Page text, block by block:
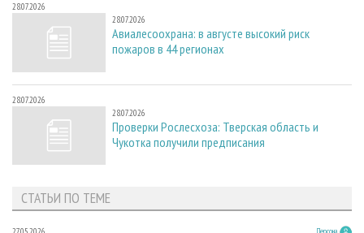
28.07.2026
28.07.2026
Авиалесоохрана: в августе высокий риск
пожаров в 44 регионах
28.07.2026
28.07.2026
Проверки Рослесхоза: Тверская область и
Чукотка получили предписания
СТАТЬИ ПО ТЕМЕ